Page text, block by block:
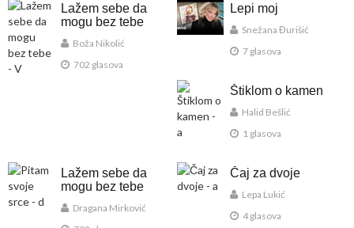
Lažem sebe da
mogu bez tebe
Boža Nikolić
702 glasova
Lepi moj
Snežana Đurišić
7 glasova
Štiklom o kamen
Halid Bešlić
1 glasova
Lažem sebe da
mogu bez tebe
Dragana Mirković
Čaj za dvoje
Lepa Lukić
4 glasova